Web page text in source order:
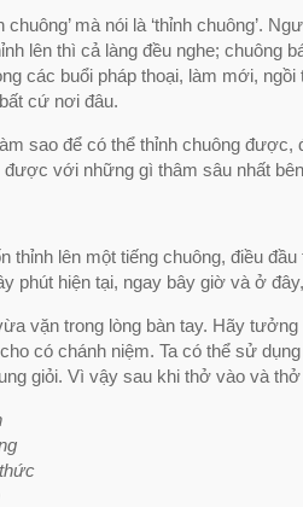
chuông’ mà nói là ‘thỉnh chuông’.
lên thì cả làng đều nghe; chuông
các buổi pháp thoại, làm mới,
cứ nơi đâu.
sao để có thể thỉnh chuông
với những gì thâm sâu nhất
thỉnh lên một tiếng chuông, điều
phút hiện tại, ngay bây giờ và ở
vặn trong lòng bàn tay. Hãy
có chánh niệm. Ta có thể sử
giỏi. Vì vậy sau khi thở vào và